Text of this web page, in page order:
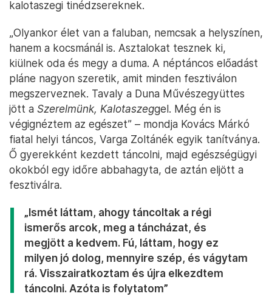
kalotaszegi tinédzsereknek.
„Olyankor élet van a faluban, nemcsak a helyszínen,
hanem a kocsmánál is. Asztalokat tesznek ki,
kiülnek oda és megy a duma. A néptáncos előadást
pláne nagyon szeretik, amit minden fesztiválon
megszerveznek. Tavaly a Duna Művészegyüttes
jött a Szerelmünk, Kalotaszeggel. Még én is
végignéztem az egészet” – mondja Kovács Márkó
fiatal helyi táncos, Varga Zoltánék egyik tanítványa.
Ő gyerekként kezdett táncolni, majd egészségügyi
okokból egy időre abbahagyta, de aztán eljött a
fesztiválra.
„Ismét láttam, ahogy táncoltak a régi
ismerős arcok, meg a táncházat, és
megjött a kedvem. Fú, láttam, hogy ez
milyen jó dolog, mennyire szép, és vágytam
rá. Visszairatkoztam és újra elkezdtem
táncolni. Azóta is folytatom”